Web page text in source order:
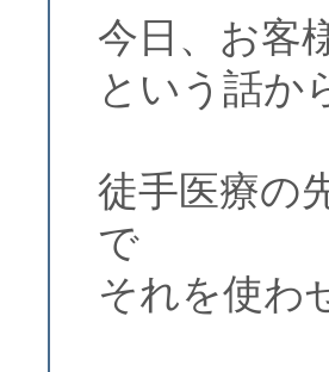
今日、お客
という話か
徒手医療の
で
それを使わ